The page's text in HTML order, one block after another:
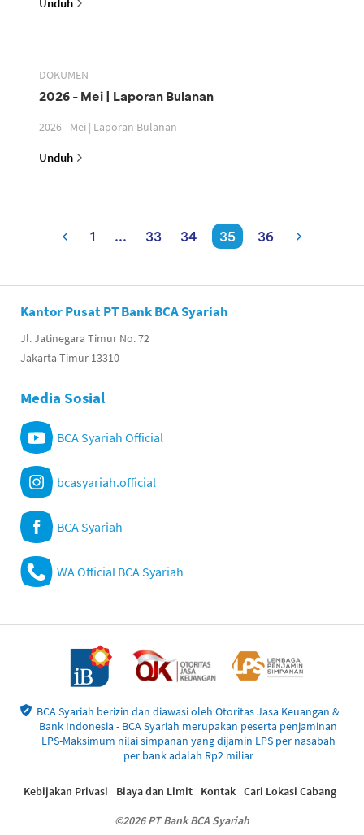
DOKUMEN
2026 - Mei | Laporan Bulanan
2026 - Mei | Laporan Bulanan
Unduh
1 ... 33 34 35 36
Kantor Pusat PT Bank BCA Syariah
Jl. Jatinegara Timur No. 72
Jakarta Timur 13310
Media Sosial
BCA Syariah Official
bcasyariah.official
BCA Syariah
WA Official BCA Syariah
BCA Syariah berizin dan diawasi oleh Otoritas Jasa Keuangan &
Bank Indonesia - BCA Syariah merupakan peserta penjaminan
LPS-Maksimum nilai simpanan yang dijamin LPS per nasabah
per bank adalah Rp2 miliar
©2026 PT Bank BCA Syariah
Kebijakan Privasi Biaya dan Limit Kontak Cari Lokasi Cabang